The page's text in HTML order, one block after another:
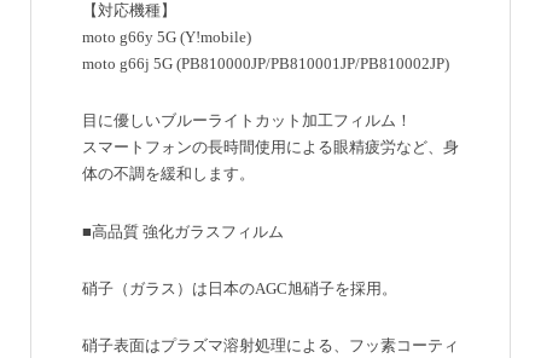
【対応機種】
moto g66y 5G (Y!mobile)
moto g66j 5G (PB810000JP/PB810001JP/PB810002JP)
目に優しいブルーライトカット加工フィルム！
スマートフォンの長時間使用による眼精疲労など、身
体の不調を緩和します。
■高品質 強化ガラスフィルム
硝子（ガラス）は日本のAGC旭硝子を採用。
硝子表面はプラズマ溶射処理による、フッ素コーティ